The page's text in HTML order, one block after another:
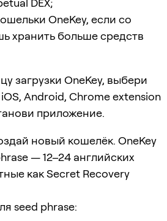
DEX;
OneKey, если со
хранить больше средств
загрузки OneKey, выбери
Android, Chrome extension
приложение.
новый кошелёк. OneKey
— 12–24 английских
как Secret Recovery
seed phrase: